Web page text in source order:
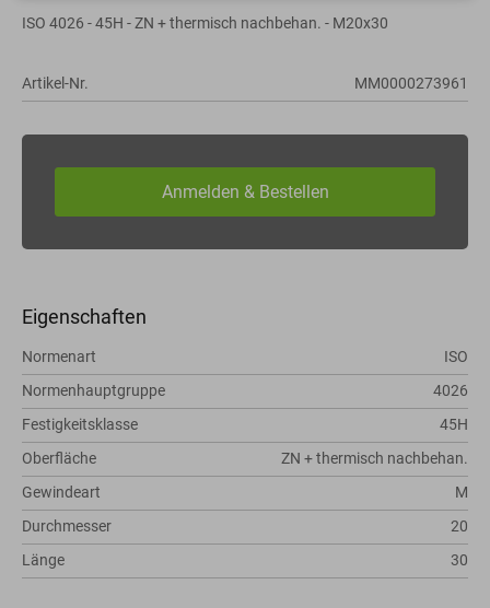
ISO 4026 - 45H - ZN + thermisch nachbehan. - M20x30
Artikel-Nr. MM0000273961
Eigenschaften
Normenart
ISO
Normenhauptgruppe
4026
Festigkeitsklasse
45H
Oberfläche
ZN + thermisch nachbehan.
Gewindeart
M
Durchmesser
20
Länge
30